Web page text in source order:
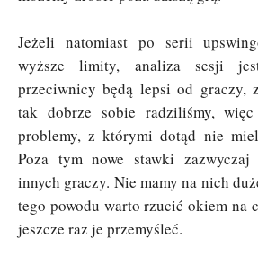
Jeżeli natomiast po serii
wyższe limity, analiza sesji
przeciwnicy będą lepsi od graczy,
tak dobrze sobie radziliśmy, więc
problemy, z którymi dotąd nie
Poza tym nowe stawki zazwyczaj
innych graczy. Nie mamy na nich
tego powodu warto rzucić okiem na
jeszcze raz je przemyśleć.